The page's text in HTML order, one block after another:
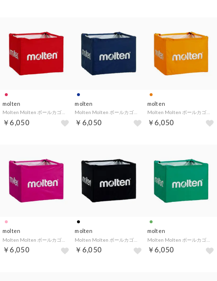
molten
￥6,050
molten
￥6,050
molten
Molten Molten ボールカゴ用ネット 中 オレンジ BT0020－O BT0020 （-）
￥6,050
molten
￥6,050
molten
￥6,050
molten
Molten Molten ボールカゴ用ネット 中 緑 BT0020－G BT0020G （-）
￥6,050